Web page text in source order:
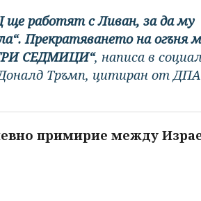
работят с Ливан, за да му
Прекратяването на огъня
ТРИ СЕДМИЦИ“, написа в
Тръмп, цитиран от
примирие между